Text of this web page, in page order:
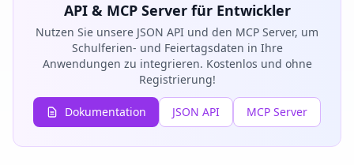
API & MCP Server für Entwickler
Nutzen Sie unsere JSON API und den MCP Server, um
Schulferien- und Feiertagsdaten in Ihre
Anwendungen zu integrieren. Kostenlos und ohne
Registrierung!
Dokumentation JSON API MCP Server